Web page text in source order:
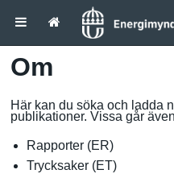
Om
Här kan du söka och ladda
publikationer. Vissa går
Rapporter (ER)
Trycksaker (ET)